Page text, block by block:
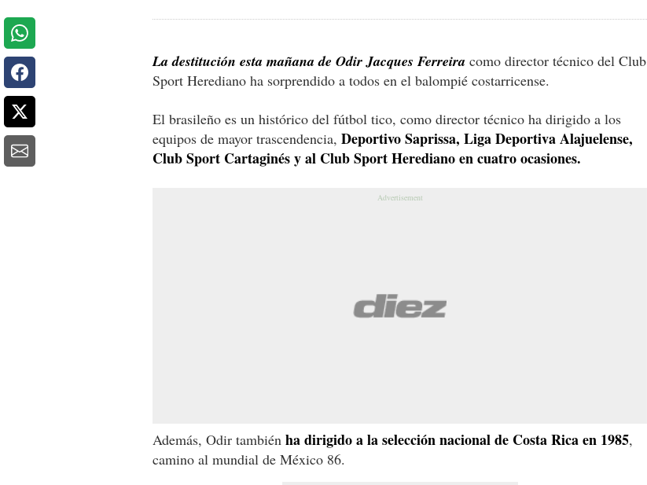
La destitución esta mañana de Odir Jacques Ferreira como director técnico del Club
Sport Herediano ha sorprendido a todos en el balompié costarricense.
El brasileño es un histórico del fútbol tico, como director técnico ha dirigido a los
equipos de mayor trascendencia, Deportivo Saprissa, Liga Deportiva Alajuelense,
Club Sport Cartaginés y al Club Sport Herediano en cuatro ocasiones.
Además, Odir también ha dirigido a la selección nacional de Costa Rica en 1985,
camino al mundial de México 86.